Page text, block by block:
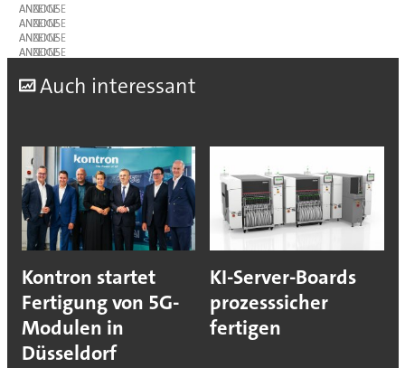
ANZEIGE
ANZEIGE
ANZEIGE
ANZEIGE
Auch interessant
Kontron startet
Fertigung von 5G-
Modulen in
Düsseldorf
KI-Server-Boards
prozesssicher
fertigen